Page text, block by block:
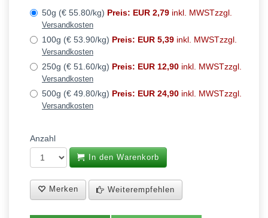
50g (€ 55.80/kg) Preis: EUR 2,79 inkl. MWSTzzgl.
Versandkosten
100g (€ 53.90/kg) Preis: EUR 5,39 inkl. MWSTzzgl.
Versandkosten
250g (€ 51.60/kg) Preis: EUR 12,90 inkl. MWSTzzgl.
Versandkosten
500g (€ 49.80/kg) Preis: EUR 24,90 inkl. MWSTzzgl.
Versandkosten
Anzahl
In den Warenkorb
Merken Weiterempfehlen